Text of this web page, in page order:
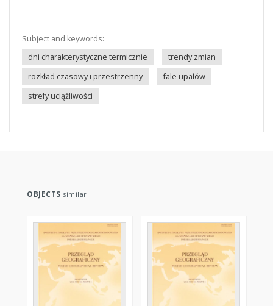
Subject and keywords:
dni charakterystyczne termicznie
trendy zmian
rozkład czasowy i przestrzenny
fale upałów
strefy uciążliwości
OBJECTS similar